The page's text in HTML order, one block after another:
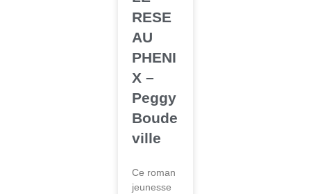
RESE
AU
PHENI
X –
Peggy
Boude
ville
Ce roman
jeunesse